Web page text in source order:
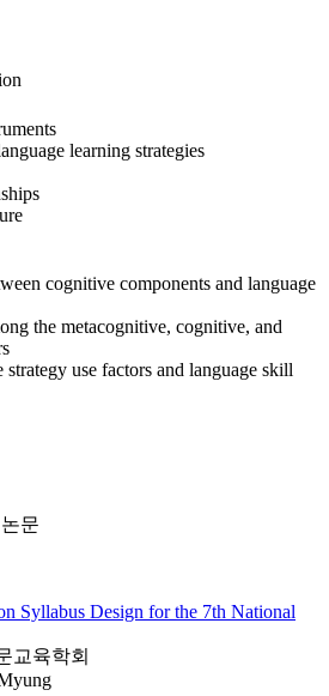
learning strategies
cognitive components and language
the metacognitive, cognitive, and
use factors and language skill
문
Syllabus Design for the 7th National
교육학회